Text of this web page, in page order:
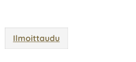
Ilmoittaudu